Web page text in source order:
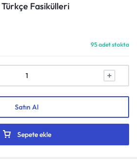
Fasikülleri
95 adet stokta
Sepete ekle
Satın Al